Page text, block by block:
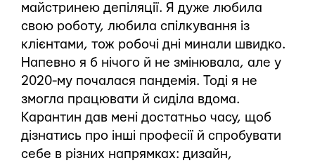
майстринею депіляції. Я дуже любила
свою роботу, любила спілкування із
клієнтами, тож робочі дні минали швидко.
Напевно я б нічого й не змінювала, але у
2020-му почалася пандемія. Тоді я не
змогла працювати й сиділа вдома.
Карантин дав мені достатньо часу, щоб
дізнатись про інші професії й спробувати
себе в різних напрямках: дизайн,